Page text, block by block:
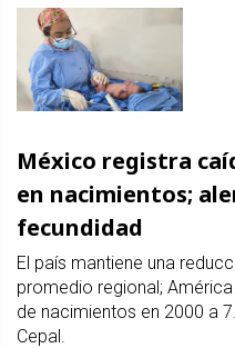
México registra
en nacimientos;
fecundidad
El país mantiene una
promedio regional;
de nacimientos en 2000 a
Cepal.